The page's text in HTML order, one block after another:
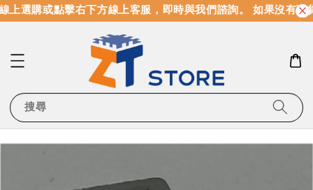
選購或點擊右下方線上客服，即時與我們諮詢。 如果沒有現
搜尋